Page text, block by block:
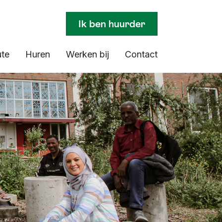
Ik ben huurder
Huren Werken bij Contact